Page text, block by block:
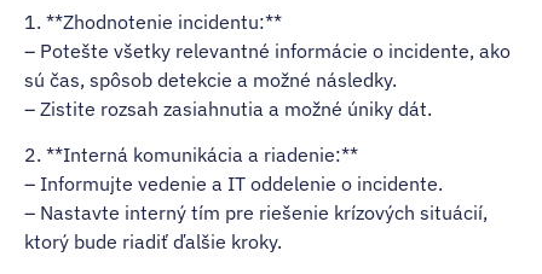
1. **Zhodnotenie incidentu:**
– Potešte všetky relevantné informácie o incidente, ako
sú čas, spôsob detekcie a možné následky.
– Zistite rozsah zasiahnutia a možné úniky dát.
2. **Interná komunikácia a riadenie:**
– Informujte vedenie a IT oddelenie o incidente.
– Nastavte interný tím pre riešenie krízových situácií,
ktorý bude riadiť ďalšie kroky.